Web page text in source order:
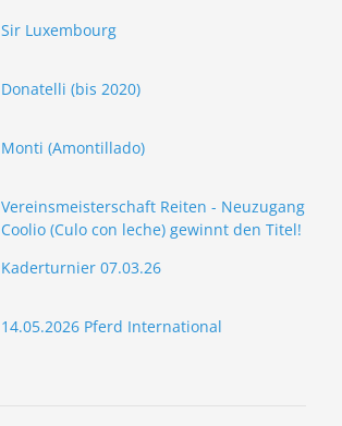
Sir Luxembourg
Donatelli (bis 2020)
Monti (Amontillado)
Vereinsmeisterschaft Reiten - Neuzugang
Coolio (Culo con leche) gewinnt den Titel!
Kaderturnier 07.03.26
14.05.2026 Pferd International